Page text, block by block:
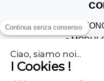
Continua senza consenso
Ciao, siamo noi...
I Cookies !